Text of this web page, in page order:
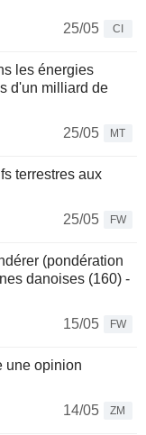
25/05
CI
les énergies
d'un milliard de
25/05
MT
terrestres aux
25/05
FW
(pondération
danoises (160) -
15/05
FW
une opinion
14/05
ZM